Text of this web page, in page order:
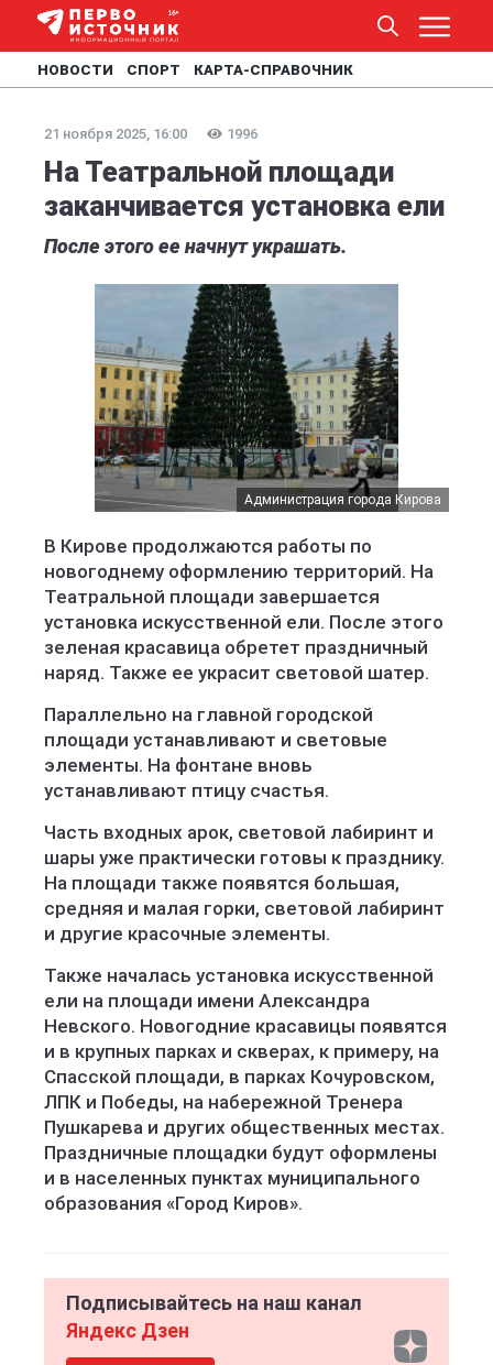
НОВОСТИ СПОРТ КАРТА-СПРАВОЧНИК
21 ноября 2025, 16:00 1996
На Театральной площади
заканчивается установка ели
После этого ее начнут украшать.
Администрация города Кирова
В Кирове продолжаются работы по
новогоднему оформлению территорий. На
Театральной площади завершается
установка искусственной ели. После этого
зеленая красавица обретет праздничный
наряд. Также ее украсит световой шатер.
Параллельно на главной городской
площади устанавливают и световые
элементы. На фонтане вновь
устанавливают птицу счастья.
Часть входных арок, световой лабиринт и
шары уже практически готовы к празднику.
На площади также появятся большая,
средняя и малая горки, световой лабиринт
и другие красочные элементы.
Также началась установка искусственной
ели на площади имени Александра
Невского. Новогодние красавицы появятся
и в крупных парках и скверах, к примеру, на
Спасской площади, в парках Кочуровском,
ЛПК и Победы, на набережной Тренера
Пушкарева и других общественных местах.
Праздничные площадки будут оформлены
и в населенных пунктах муниципального
образования «Город Киров».
Подписывайтесь на наш канал
Яндекс Дзен